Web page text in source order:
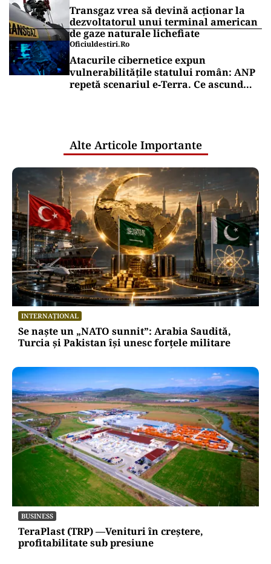
Transgaz vrea să devină acționar la
dezvoltatorul unui terminal american
de gaze naturale lichefiate
Oficiuldestiri.ro
Atacurile cibernetice expun
vulnerabilitățile statului român: ANP
repetă scenariul e‑Terra. Ce ascund
Alte Articole Importante
INTERNAȚIONAL
Se naște un „NATO sunnit”: Arabia Saudită,
Turcia și Pakistan își unesc forțele militare
BUSINESS
TeraPlast (TRP) —Venituri în creștere,
profitabilitate sub presiune